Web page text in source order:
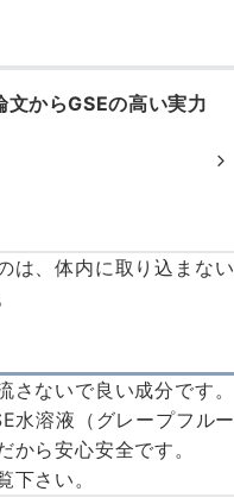
からGSEの高い実力
は、体内に取り込まない
ないで良い成分です。
水溶液（グレープフルー
ら安心安全です。
さい。